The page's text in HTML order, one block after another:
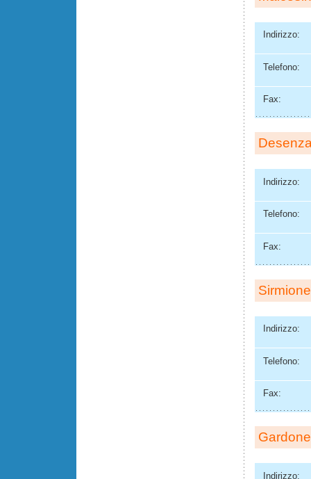
Indirizzo:
Telefono:
Fax:
Indirizzo:
Telefono:
Fax:
Sirmione
Indirizzo:
Telefono:
Fax:
Indirizzo: